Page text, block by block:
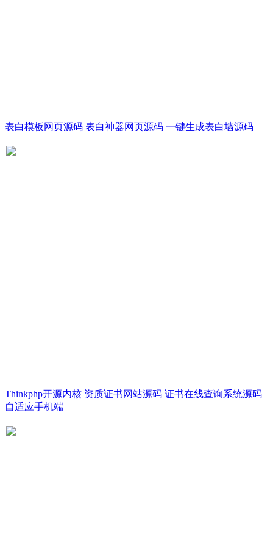
表白模板网页源码 表白神器网页源码 一键生成表白墙源码
Thinkphp开源内核 资质证书网站源码 证书在线查询系统源码
自适应手机端